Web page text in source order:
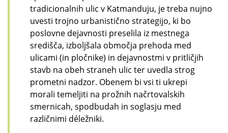
tradicionalnih ulic v Katmanduju, je treba nujno
uvesti trojno urbanistično strategijo, ki bo
poslovne dejavnosti preselila iz mestnega
središča, izboljšala območja prehoda med
ulicami (in pločnike) in dejavnostmi v pritličjih
stavb na obeh straneh ulic ter uvedla strog
prometni nadzor. Obenem bi vsi ti ukrepi
morali temeljiti na prožnih načrtovalskih
smernicah, spodbudah in soglasju med
različnimi déležniki.